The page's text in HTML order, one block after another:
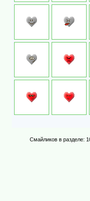
Смайликов в разделе: